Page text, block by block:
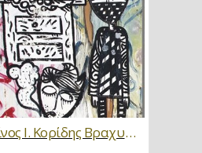
Κωνσταντίνος Ι. Κορίδης Βραχυγραφίες * Κριτική